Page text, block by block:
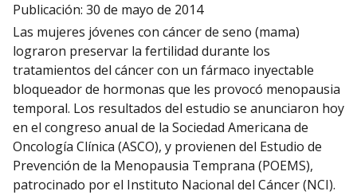
Publicación: 30 de mayo de 2014
Las mujeres jóvenes con cáncer de seno (mama)
lograron preservar la fertilidad durante los
tratamientos del cáncer con un fármaco inyectable
bloqueador de hormonas que les provocó menopausia
temporal. Los resultados del estudio se anunciaron hoy
en el congreso anual de la Sociedad Americana de
Oncología Clínica (ASCO), y provienen del Estudio de
Prevención de la Menopausia Temprana (POEMS),
patrocinado por el Instituto Nacional del Cáncer (NCI).